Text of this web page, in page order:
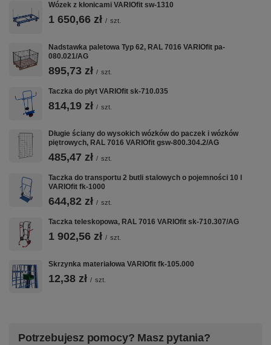
mm Wykonanie: * spawana konstrukcja z profili i kątowników
stalowych * z zaczepem do przyczepy (sworzeń kulkowy z
zaciskiem mocującym) do samodzielnego montażu na
do rur o średnicy 26 - 31 mm max. obciążenie dynamiczne:
40 kg max. nacisk na zaczep: 4 kg * dyszel z przyspawaną
półkolistą panewką * powierzchnia użytkowa i burty z płyty
sklejki film/antypoślizg, wodoodpornej (antypoślizg u góry)
Koła: Koła pneumatyczne, na feldze z tworzywa z
precyzyjnym łożyskiem kulkowym, czarne, Ø 310 x 55 mm
Nośność: 150 kg EAN-Nr.: 4035694077386
VARIOfit w CentrumWarsztatowe.pl:
Taczki i Wózki Schodowe
Nadstawki Paletowe
Wózek z kłonicami VARIOfit sw-1310
1 650,66 zł / szt.
Nadstawka paletowa Typ 62, RAL 7016 VARIOfit pa-
080.021/AG
895,73 zł / szt.
Taczka do płyt VARIOfit sk-710.035
814,19 zł / szt.
Długie ściany do wysokich wózków do paczek i wózków
piętrowych, RAL 7016 VARIOfit gsw-800.304.2/AG
485,47 zł / szt.
Taczka do transportu 2 butli stalowych o pojemności 10 l
VARIOfit fk-1000
644,82 zł / szt.
Taczka teleskopowa, RAL 7016 VARIOfit sk-710.307/AG
1 902,56 zł / szt.
Skrzynka materiałowa VARIOfit fk-105.000
12,38 zł / szt.
Potrzebujesz pomocy? Masz pytania?